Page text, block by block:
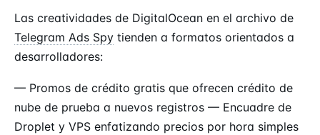
Las creatividades de DigitalOcean en el archivo de
Telegram Ads Spy tienden a formatos orientados a
desarrolladores:
— Promos de crédito gratis que ofrecen crédito de
nube de prueba a nuevos registros — Encuadre de
Droplet y VPS enfatizando precios por hora simples